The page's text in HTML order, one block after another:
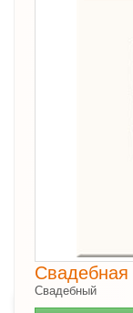
Свадебный